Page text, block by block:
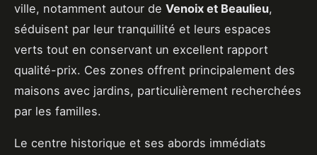
ville, notamment autour de Venoix et Beaulieu,
séduisent par leur tranquillité et leurs espaces
verts tout en conservant un excellent rapport
qualité-prix. Ces zones offrent principalement des
maisons avec jardins, particulièrement recherchées
par les familles.
Le centre historique et ses abords immédiats